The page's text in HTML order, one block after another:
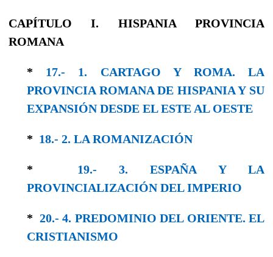
CAPÍTULO I. HISPANIA PROVINCIA
ROMANA
* 17.- 1. CARTAGO Y ROMA. LA
PROVINCIA ROMANA DE HISPANIA Y SU
EXPANSIÓN DESDE EL ESTE AL OESTE
* 18.- 2. LA ROMANIZACIÓN
* 19.- 3. ESPAÑA Y LA
PROVINCIALIZACIÓN DEL IMPERIO
* 20.- 4. PREDOMINIO DEL ORIENTE. EL
CRISTIANISMO